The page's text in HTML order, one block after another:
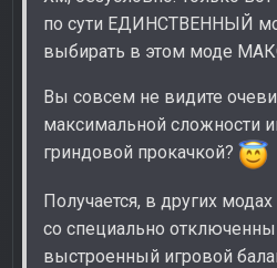
по сути ЕДИНСТВЕННЫЙ
выбирать в этом моде
Вы совсем не видите
максимальной
гриндовой прокачкой?
Получается, в других
со специально
выстроенный игровой